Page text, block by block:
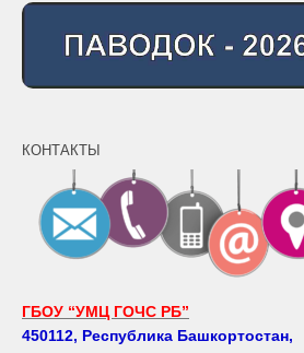
КОНТАКТЫ
ГБОУ “УМЦ ГОЧС РБ”
450112, Республика Башкортостан,